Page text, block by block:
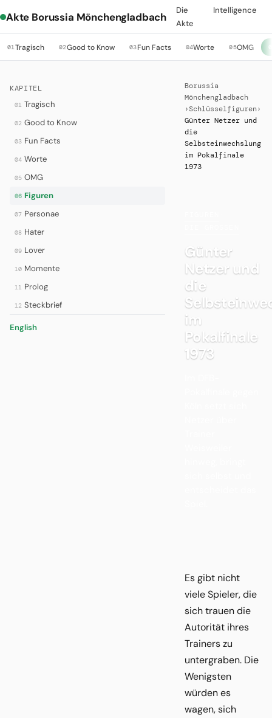
Akte Borussia Mönchengladbach
Die
Akte
Intelligence
01Tragisch 02Good to Know 03Fun Facts 04Worte 05OMG
KAPITEL
01 Tragisch
02 Good to Know
03 Fun Facts
04 Worte
05 OMG
06 Figuren
07 Personae
08 Hater
09 Lover
10 Momente
11 Prolog
12 Steckbrief
English
Borussia
Mönchengladbach
› Schlüsselfiguren›
Günter Netzer und
die
Selbsteinwechslung
im Pokalfinale
1973
Günter
Netzer und
die
im
Pokalfinale
1973
Es gibt nicht
viele Spieler, die
sich trauen die
Autorität ihres
Trainers zu
untergraben. Die
Wenigsten
würden es
wagen, sich